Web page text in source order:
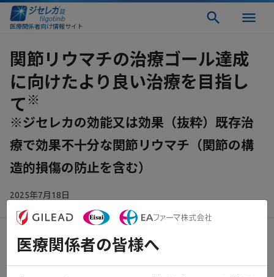
医療関係者向け情報サイト
関節リウマチの治療ゴール達成
に向けたより良い治療を目指し
て ※
※ジセレカの効能又は効果（抜粋）既存治
療で効果不十分な関節リウマチ（関節の構
造的損傷の防止を含む）
2025年7月18日
※先生のご所属は資材作成当時のご所属にて掲載しております。
医療関係者の皆様へ